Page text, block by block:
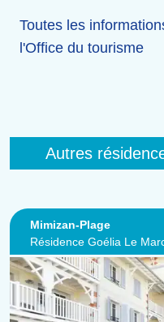
Toutes les
l'Office du tourisme
Autres
Mimizan-Plage
Résidence Goélia Le